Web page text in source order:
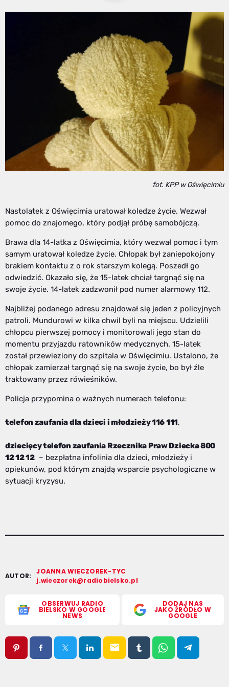
fot. KPP w Oświęcimiu
Nastolatek z Oświęcimia uratował koledze życie. Wezwał
pomoc do znajomego, który podjął próbę samobójczą.
Brawa dla 14-latka z Oświęcimia, który wezwał pomoc i tym
samym uratował koledze życie. Chłopak był zaniepokojony
brakiem kontaktu z o rok starszym kolegą. Poszedł go
odwiedzić. Okazało się, że 15-latek chciał targnąć się na
swoje życie. 14-latek zadzwonił pod numer alarmowy 112.
Najbliżej podanego adresu znajdował się jeden z policyjnych
patroli. Mundurowi w kilka chwil byli na miejscu. Udzielili
chłopcu pierwszej pomocy i monitorowali jego stan do
momentu przyjazdu ratowników medycznych. 15-latek
został przewieziony do szpitala w Oświęcimiu. Ustalono, że
chłopak zamierzał targnąć się na swoje życie, bo był źle
traktowany przez rówieśników.
Policja przypomina o ważnych numerach telefonu:
telefon zaufania dla dzieci i młodzieży 116 111,
dziecięcy telefon zaufania Rzecznika Praw Dziecka 800
12 12 12– bezpłatna infolinia dla dzieci, młodzieży i
opiekunów, pod którym znajdą wsparcie psychologiczne w
sytuacji kryzysu.
AUTOR:
JOANNA WIECZOREK-TYC
j.wieczorek@radiobielsko.pl
OBSERWUJ RADIO
BIELSKO W GOOGLE
NEWS
DODAJ NAS
JAKO ŹRÓDŁO W
GOOGLE
email